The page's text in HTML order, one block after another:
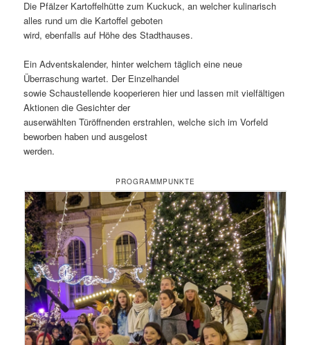
Die Pfälzer Kartoffelhütte zum Kuckuck, an welcher kulinarisch
alles rund um die Kartoffel geboten
wird, ebenfalls auf Höhe des Stadthauses.
Ein Adventskalender, hinter welchem täglich eine neue
Überraschung wartet. Der Einzelhandel
sowie Schaustellende kooperieren hier und lassen mit vielfältigen
Aktionen die Gesichter der
auserwählten Türöffnenden erstrahlen, welche sich im Vorfeld
beworben haben und ausgelost
werden.
PROGRAMMPUNKTE